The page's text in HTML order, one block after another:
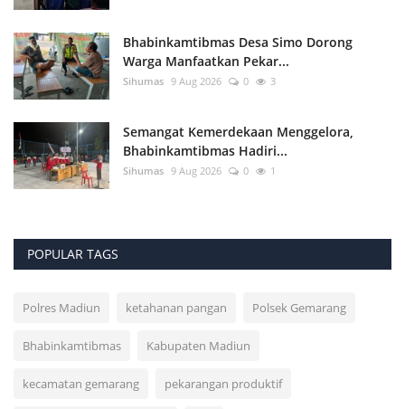
Bhabinkamtibmas Desa Simo Dorong
Warga Manfaatkan Pekar...
Sihumas 9 Aug 2026 0 3
Semangat Kemerdekaan Menggelora,
Bhabinkamtibmas Hadiri...
Sihumas 9 Aug 2026 0 1
POPULAR TAGS
Polres Madiun ketahanan pangan Polsek Gemarang
Bhabinkamtibmas Kabupaten Madiun
kecamatan gemarang pekarangan produktif